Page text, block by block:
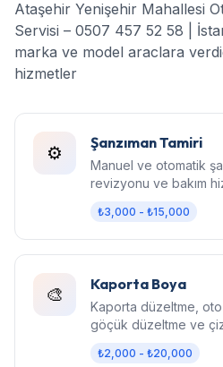
Ataşehir Yenişehir Mahallesi
Servisi – 0507 457 52 58 |
marka ve model araclara
hizmetler
⚙️ Şanzıman Tamiri
Manuel ve otomatik
revizyonu ve bakım
₺3,000 - ₺15,000
🎨 Kaporta Boya
Kaporta düzeltme,
göçük düzeltme ve
₺2,000 - ₺20,000